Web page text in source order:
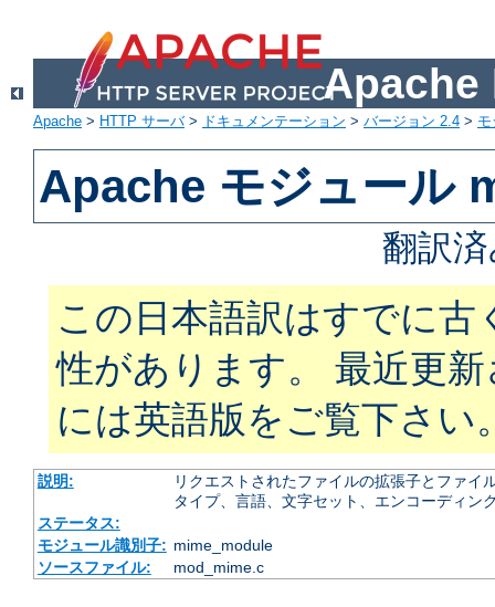
Apache
Apache > HTTP サーバ> ドキュメンテーション > バージョン 2.4 >
Apache モジュール
翻訳
この日本語訳はすでに古
性があります。 最近更
には英語版をご覧下さい
説明:
リクエストされたファイルの拡張子とファ
タイプ、言語、文字セット、エンコーディン
ステータス:
モジュール識別子: mime_module
ソースファイル:
mod_mime.c